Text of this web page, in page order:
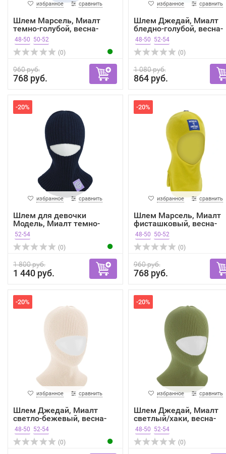
избранное сравнить
Шлем Марсель, Миалт
темно-голубой, весна-
осень
48-50 50-52
(0)
960 руб.
768 руб.
избранное сравнить
Шлем Джедай, Миалт
бледно-голубой, весна-
осень
48-50 52-54
(0)
1 080 руб.
864 руб.
-20%
избранное сравнить
Шлем для девочки
Модель, Миалт темно-
синий,...
52-54
(0)
1 800 руб.
1 440 руб.
-20%
избранное сравнить
Шлем Марсель, Миалт
фисташковый, весна-
осень
48-50 50-52
(0)
960 руб.
768 руб.
-20%
избранное сравнить
Шлем Джедай, Миалт
светло-бежевый, весна-
осень
48-50 52-54
(0)
-20%
избранное сравнить
Шлем Джедай, Миалт
светлый/хаки, весна-
осень
48-50 52-54
(0)